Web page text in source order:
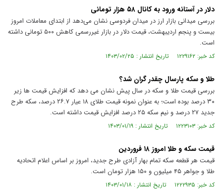
دلار در آستانه ورود به کانال ۵۸ هزار تومانی
بررسی میدانی بازار ارز در میدان فردوسی نشان می‌دهد از ابتدای معاملات امروز
بیست و پنجم اردیبهشت، قیمت دلار در بازار غیررسمی کاهش ۵۰۰ تومانی داشته
است.
کد خبر: ۱۲۲۹۱۶۲ تاریخ انتشار : ۱۴۰۳/۰۲/۲۵
طلا و سکه پارسال چقدر گران شد؟
بررسی قیمت طلا و سکه در سال پیش نشان می دهد که افزایش قیمت ها زیر
۳۰ درصد بوده است؛ به عنوان نمونه قیمت طلای ۱۸ عیار ۲۶.۷ درصد، سکه طرح
جدید ۲۷ درصد و نیم سکه ۲۵ درصد افزایش قیمت داشته است.
کد خبر: ۱۲۲۳۱۰۳ تاریخ انتشار : ۱۴۰۳/۰۱/۱۹
قیمت سکه و طلا امروز ۱۸ فروردین
قیمت هر قطعه سکه تمام بهار آزادی طرح جدید، امروز بر اساس اعلام اتحادیه
طلا و جواهر ۴۵ میلیون و ۱۵۰ هزار تومان است.
کد خبر: ۱۲۲۲۹۳۵ تاریخ انتشار : ۱۴۰۳/۰۱/۱۸